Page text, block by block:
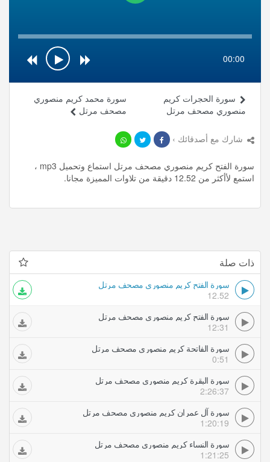
00:00
سورة محمد كريم منصوري
مصحف مرتل
سورة الحجرات كريم
منصوري مصحف مرتل
شارك مع أصدقائك ›
سورة الفتح كريم منصوري مصحف مرتل استماع وتحميل mp3 ،
استمع لأأكثر من 12.52 دقيقة من تلاوات المميزة مجانا.
ذات صلة
سورة الفتح كريم منصوري مصحف مرتل
12.52
سورة الفتح كريم منصوري مصحف مرتل
12:31
سورة الفاتحة كريم منصوري مصحف مرتل
0:51
سورة البقرة كريم منصوري مصحف مرتل
2:26:37
سورة آل عمران كريم منصوري مصحف مرتل
1:20:19
سورة النساء كريم منصوري مصحف مرتل
1:21:25